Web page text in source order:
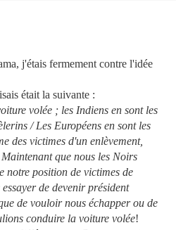
j'étais fermement contre l'idée
était la suivante :
volée ; les Indiens en sont les
/ Les Européens en sont les
des victimes d'un enlèvement,
que nous les Noirs
notre position de victimes de
de devenir président
de vouloir nous échapper ou de
conduire la voiture volée!